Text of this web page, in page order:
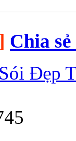
Chia
Sói Đẹp